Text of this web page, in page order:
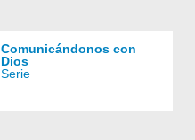
Comunicándonos con
Dios
Serie